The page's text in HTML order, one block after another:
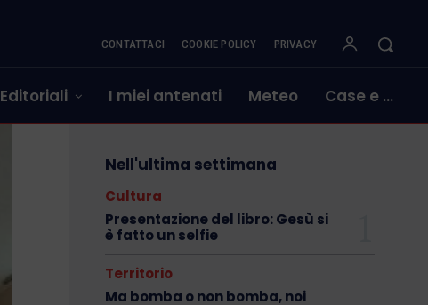
CONTATTACI COOKIE POLICY PRIVACY
Editoriali I miei antenati Meteo Case e …
Nell'ultima settimana
Cultura
Presentazione del libro: Gesù si
è fatto un selfie
Territorio
Ma bomba o non bomba, noi